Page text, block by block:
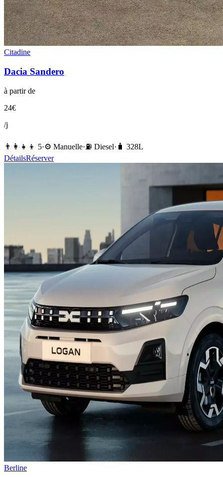
Citadine
Dacia Sandero
à partir de
24€
/j
👨‍👩‍👧‍👦 5·⚙️ Manuelle·⛽️ Diesel· 🧳 328L
DétailsRéserver
Berline